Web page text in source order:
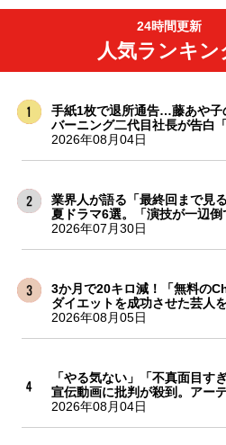
24時間更新
人気ランキン
手紙1枚で退所通告…藤あや子
バーニング二代目社長が告白
2026年08月04日
業界人が語る「最終回まで見
夏ドラマ6選。「演技が一辺倒
2026年07月30日
3か月で20キロ減！「無料の
ダイエットを成功させた芸人
2026年08月05日
「やる気ない」「不真面目す
宣伝動画に批判が殺到。アー
2026年08月04日